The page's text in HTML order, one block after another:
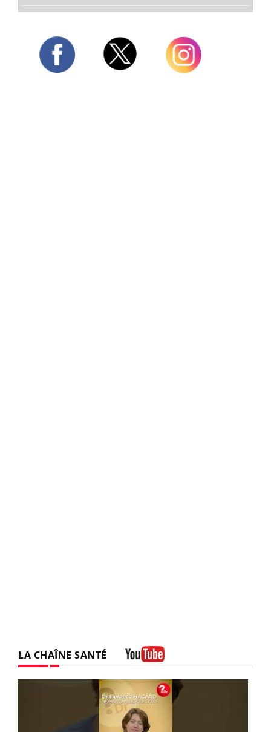
LA CHAÎNE SANTÉ